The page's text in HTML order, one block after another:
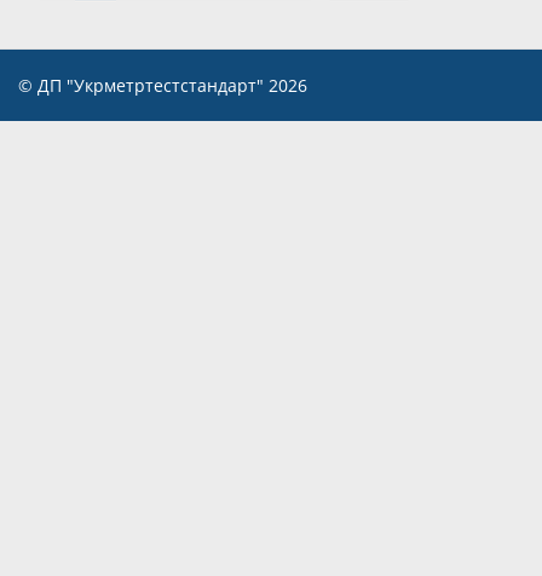
© ДП "Укрметртестстандарт" 2026